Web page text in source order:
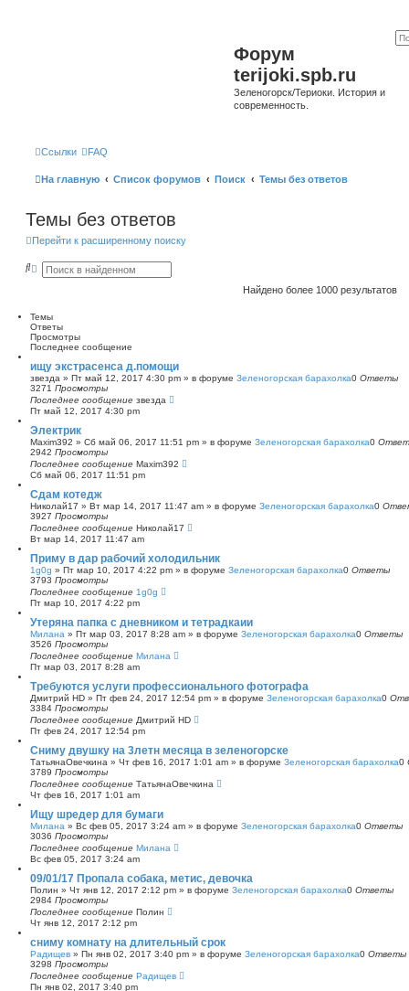
Форум
terijoki.spb.ru
Зеленогорск/Териоки. История и
современность.
Ссылки FAQ
На главную Список форумов Поиск Темы без ответов
Темы без ответов
Перейти к расширенному поиску
П Р
р
е
н
н
ы
й
п
о
и
к
Найдено более 1000 результатов
Темы
Ответы
Просмотры
Последнее сообщение
ищу экстрасенса д.помощи
звезда » Пт май 12, 2017 4:30 pm » в форуме Зеленогорская барахолка0 Ответы
3271 Просмотры
Последнее сообщение звезда
Пт май 12, 2017 4:30 pm
Электрик
Maxim392 » Сб май 06, 2017 11:51 pm » в форуме Зеленогорская барахолка0
2942 Просмотры
Последнее сообщение Maxim392
Сб май 06, 2017 11:51 pm
Сдам котедж
Николай17 » Вт мар 14, 2017 11:47 am » в форуме Зеленогорская барахолка0
3927 Просмотры
Последнее сообщение Николай17
Вт мар 14, 2017 11:47 am
Приму в дар рабочий холодильник
1g0g » Пт мар 10, 2017 4:22 pm » в форуме Зеленогорская барахолка0 Ответы
3793 Просмотры
Последнее сообщение 1g0g
Пт мар 10, 2017 4:22 pm
Утеряна папка с дневником и тетрадкаии
Милана » Пт мар 03, 2017 8:28 am » в форуме Зеленогорская барахолка0 Ответы
3526 Просмотры
Последнее сообщение Милана
Пт мар 03, 2017 8:28 am
Требуются услуги профессионального фотографа
Дмитрий HD » Пт фев 24, 2017 12:54 pm » в форуме Зеленогорская барахолка0
3384 Просмотры
Последнее сообщение Дмитрий HD
Пт фев 24, 2017 12:54 pm
Сниму двушку на 3летн месяца в зеленогорске
ТатьянаОвечкина » Чт фев 16, 2017 1:01 am » в форуме Зеленогорская барахолка0
3789 Просмотры
Последнее сообщение ТатьянаОвечкина
Чт фев 16, 2017 1:01 am
Ищу шредер для бумаги
Милана » Вс фев 05, 2017 3:24 am » в форуме Зеленогорская барахолка0 Ответы
3036 Просмотры
Последнее сообщение Милана
Вс фев 05, 2017 3:24 am
09/01/17 Пропала собака, метис, девочка
Полин » Чт янв 12, 2017 2:12 pm » в форуме Зеленогорская барахолка0 Ответы
2984 Просмотры
Последнее сообщение Полин
Чт янв 12, 2017 2:12 pm
сниму комнату на длительный срок
Радищев » Пн янв 02, 2017 3:40 pm » в форуме Зеленогорская барахолка0 Ответы
3298 Просмотры
Последнее сообщение Радищев
Пн янв 02, 2017 3:40 pm